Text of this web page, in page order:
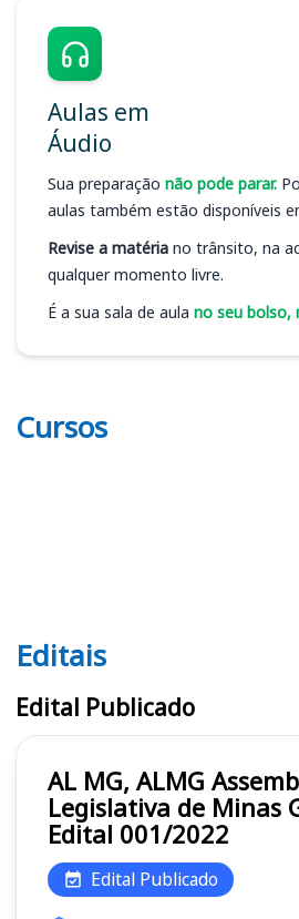
Aulas em
Áudio
Sua preparação não pode parar.
aulas também estão disponíveis
Revise a matéria no trânsito, na
qualquer momento livre.
É a sua sala de aula no seu bolso,
Cursos
Editais AL MG, ALMG
Editais
Edital Publicado
AL MG, ALMG Assembleia
Legislativa de Minas
Edital 001/2022
Edital Publicado